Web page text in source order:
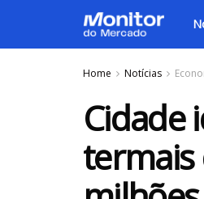
Home Notícias
Cidade
termais